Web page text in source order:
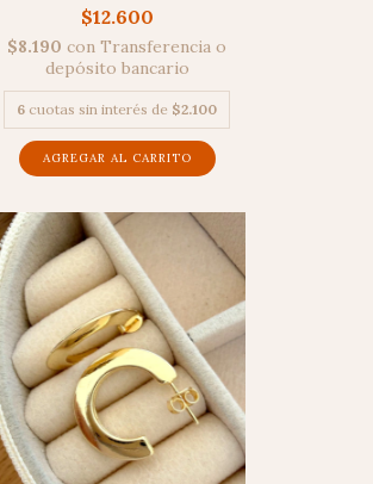
$12.600
$8.190con Transferencia o
depósito bancario
6 cuotas sin interés de $2.100